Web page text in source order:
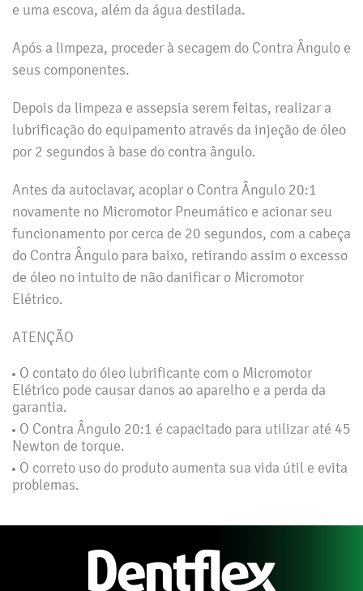
e uma escova, além da água destilada.
Após a limpeza, proceder à secagem do Contra Ângulo e
seus componentes.
Depois da limpeza e assepsia serem feitas, realizar a
lubrificação do equipamento através da injeção de óleo
por 2 segundos à base do contra ângulo.
Antes da autoclavar, acoplar o Contra Ângulo 20:1
novamente no Micromotor Pneumático e acionar seu
funcionamento por cerca de 20 segundos, com a cabeça
do Contra Ângulo para baixo, retirando assim o excesso
de óleo no intuito de não danificar o Micromotor
Elétrico.
ATENÇÃO
O contato do óleo lubrificante com o Micromotor
Elétrico pode causar danos ao aparelho e a perda da
garantia.
O Contra Ângulo 20:1 é capacitado para utilizar até 45
Newton de torque.
O correto uso do produto aumenta sua vida útil e evita
problemas.